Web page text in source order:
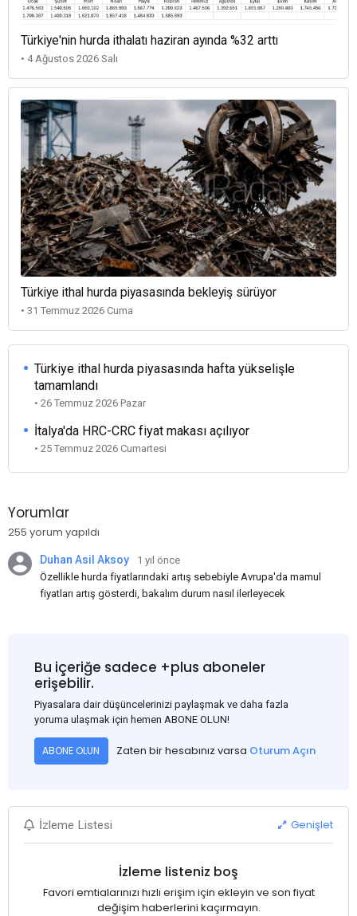
Türkiye'nin hurda ithalatı haziran ayında %32 arttı
• 4 Ağustos 2026 Salı
Türkiye ithal hurda piyasasında bekleyiş sürüyor
• 31 Temmuz 2026 Cuma
Türkiye ithal hurda piyasasında hafta yükselişle
tamamlandı
• 26 Temmuz 2026 Pazar
İtalya'da HRC-CRC fiyat makası açılıyor
• 25 Temmuz 2026 Cumartesi
Yorumlar
255 yorum yapıldı
Duhan Asil Aksoy
1 yıl önce
Özellikle hurda fiyatlarındaki artış sebebiyle Avrupa'da mamul
fiyatları artış gösterdi, bakalım durum nasıl ilerleyecek
Bu içeriğe sadece +plus aboneler
erişebilir.
Piyasalara dair düşüncelerinizi paylaşmak ve daha fazla
yoruma ulaşmak için hemen ABONE OLUN!
ABONE OLUN Zaten bir hesabınız varsa Oturum Açın
İzleme Listesi Genişlet
İzleme listeniz boş
Favori emtialarınızı hızlı erişim için ekleyin ve son fiyat
değişim haberlerini kaçırmayın.